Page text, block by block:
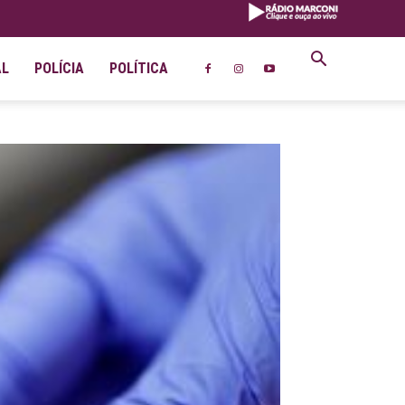
POLÍCIA POLÍTICA